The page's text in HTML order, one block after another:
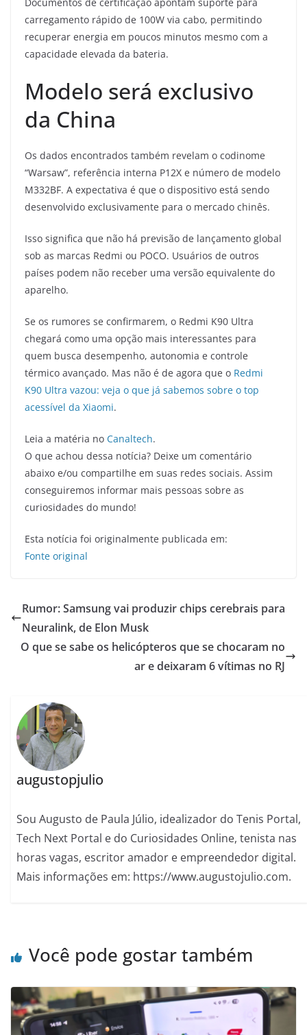
carregamento rápido de 100W via cabo, permitindo
recuperar energia em poucos minutos mesmo com a
capacidade elevada da bateria.
Modelo será exclusivo
da China
Os dados encontrados também revelam o codinome
“Warsaw”, referência interna P12X e número de modelo
M332BF. A expectativa é que o dispositivo está sendo
desenvolvido exclusivamente para o mercado chinês.
Isso significa que não há previsão de lançamento global
sob as marcas Redmi ou POCO. Usuários de outros
países podem não receber uma versão equivalente do
aparelho.
Se os rumores se confirmarem, o Redmi K90 Ultra
chegará como uma opção mais interessantes para
quem busca desempenho, autonomia e controle
térmico avançado. Mas não é de agora que o Redmi
K90 Ultra vazou: veja o que já sabemos sobre o top
acessível da Xiaomi.
Leia a matéria no Canaltech.
O que achou dessa notícia? Deixe um comentário
abaixo e/ou compartilhe em suas redes sociais. Assim
conseguiremos informar mais pessoas sobre as
curiosidades do mundo!
Esta notícia foi originalmente publicada em:
Fonte original
Rumor: Samsung vai produzir chips cerebrais para
Neuralink, de Elon Musk
O que se sabe os helicópteros que se chocaram no
ar e deixaram 6 vítimas no RJ
augustopjulio
Sou Augusto de Paula Júlio, idealizador do Tenis Portal,
Tech Next Portal e do Curiosidades Online, tenista nas
horas vagas, escritor amador e empreendedor digital.
Mais informações em: https://www.augustojulio.com.
Você pode gostar também